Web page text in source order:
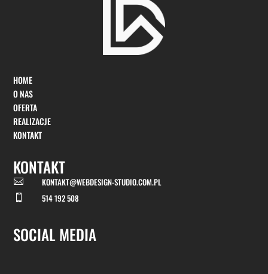
HOME
O NAS
OFERTA
REALIZACJE
KONTAKT
KONTAKT
 KONTAKT@WEBDESIGN-STUDIO.COM.PL
 514 192 508
SOCIAL MEDIA